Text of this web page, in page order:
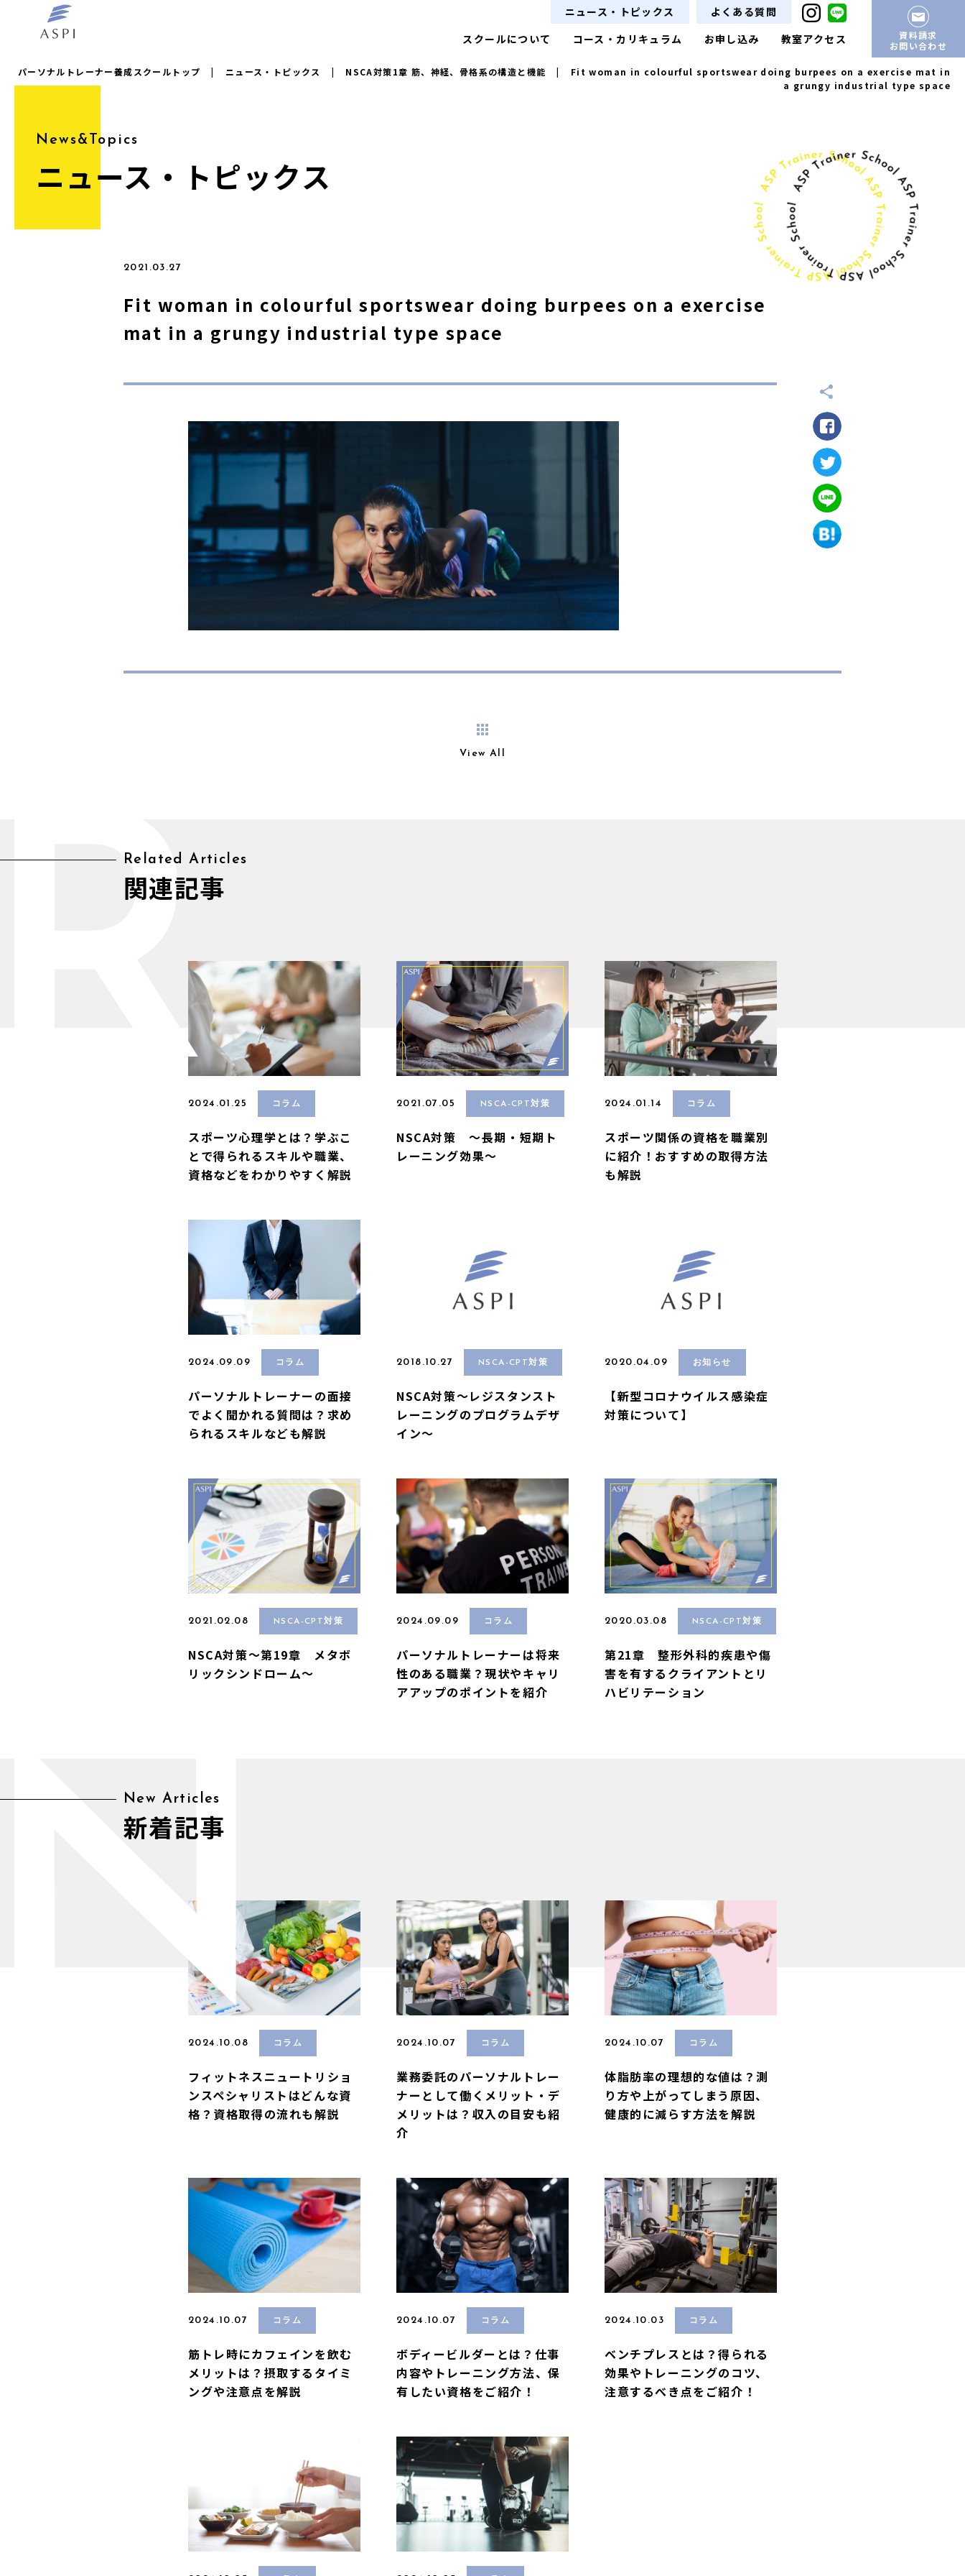
ニュース・トピックス
よくある質問
スクールについて
コース・カリキュラム お申し込み 教室アクセス
資料請求
お問い合わせ
パーソナルトレーナー養成スクールトップ | ニュース・トピックス | NSCA対策1章 筋、神経、骨格系の構造と機能 |
Fit woman in colourful sportswear doing burpees on a exercise mat in
a grungy industrial type space
News&Topics
ニュース・トピックス
2021.03.27
Fit woman in colourful sportswear doing burpees on a exercise
mat in a grungy industrial type space
View All
Related Articles
関連記事
2024.01.25 コラム
スポーツ心理学とは？学ぶこ
とで得られるスキルや職業、
資格などをわかりやすく解説
2021.07.05 NSCA-CPT対策
NSCA対策 ～長期・短期ト
レーニング効果～
2024.01.14 コラム
スポーツ関係の資格を職業別
に紹介！おすすめの取得方法
も解説
2024.09.09 コラム
パーソナルトレーナーの面接
でよく聞かれる質問は？求め
られるスキルなども解説
2018.10.27 NSCA-CPT対策
NSCA対策〜レジスタンスト
レーニングのプログラムデザ
イン〜
2020.04.09 お知らせ
【新型コロナウイルス感染症
対策について】
2021.02.08 NSCA-CPT対策
NSCA対策〜第19章 メタボ
リックシンドローム〜
2024.09.09 コラム
パーソナルトレーナーは将来
性のある職業？現状やキャリ
アアップのポイントを紹介
2020.03.08 NSCA-CPT対策
第21章 整形外科的疾患や傷
害を有するクライアントとリ
ハビリテーション
New Articles
新着記事
2024.10.08 コラム
フィットネスニュートリショ
ンスペシャリストはどんな資
格？資格取得の流れも解説
2024.10.07 コラム
業務委託のパーソナルトレー
ナーとして働くメリット・デ
メリットは？収入の目安も紹
介
2024.10.07 コラム
体脂肪率の理想的な値は？測
り方や上がってしまう原因、
健康的に減らす方法を解説
2024.10.07 コラム
筋トレ時にカフェインを飲む
メリットは？摂取するタイミ
ングや注意点を解説
2024.10.07 コラム
ボディービルダーとは？仕事
内容やトレーニング方法、保
有したい資格をご紹介！
2024.10.03 コラム
ベンチプレスとは？得られる
効果やトレーニングのコツ、
注意するべき点をご紹介！